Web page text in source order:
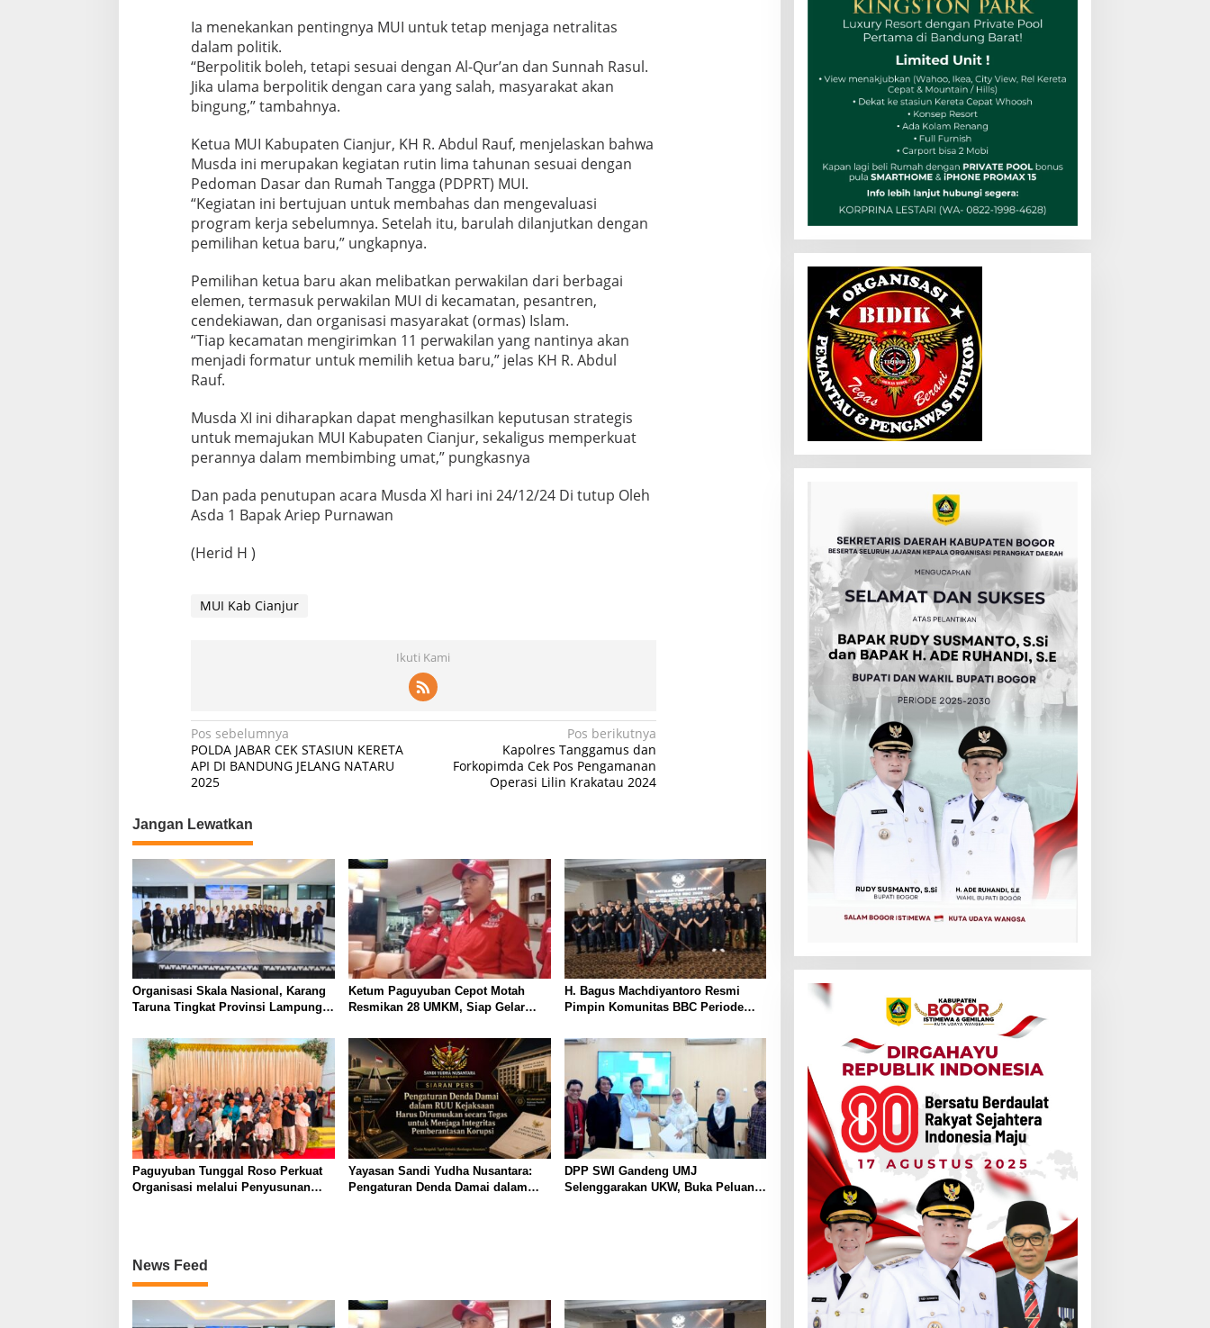
Ia menekankan pentingnya MUI untuk tetap menjaga netralitas
dalam politik.
“Berpolitik boleh, tetapi sesuai dengan Al-Qur’an dan Sunnah Rasul.
Jika ulama berpolitik dengan cara yang salah, masyarakat akan
bingung,” tambahnya.
Ketua MUI Kabupaten Cianjur, KH R. Abdul Rauf, menjelaskan bahwa
Musda ini merupakan kegiatan rutin lima tahunan sesuai dengan
Pedoman Dasar dan Rumah Tangga (PDPRT) MUI.
“Kegiatan ini bertujuan untuk membahas dan mengevaluasi
program kerja sebelumnya. Setelah itu, barulah dilanjutkan dengan
pemilihan ketua baru,” ungkapnya.
Pemilihan ketua baru akan melibatkan perwakilan dari berbagai
elemen, termasuk perwakilan MUI di kecamatan, pesantren,
cendekiawan, dan organisasi masyarakat (ormas) Islam.
“Tiap kecamatan mengirimkan 11 perwakilan yang nantinya akan
menjadi formatur untuk memilih ketua baru,” jelas KH R. Abdul
Rauf.
Musda XI ini diharapkan dapat menghasilkan keputusan strategis
untuk memajukan MUI Kabupaten Cianjur, sekaligus memperkuat
perannya dalam membimbing umat,” pungkasnya
Dan pada penutupan acara Musda Xl hari ini 24/12/24 Di tutup Oleh
Asda 1 Bapak Ariep Purnawan
(Herid H )
MUI Kab Cianjur
Ikuti Kami
Navigasi
pos
Pos sebelumnya
POLDA JABAR CEK STASIUN KERETA
API DI BANDUNG JELANG NATARU
2025
Pos berikutnya
Kapolres Tanggamus dan
Forkopimda Cek Pos Pengamanan
Operasi Lilin Krakatau 2024
Jangan Lewatkan
Organisasi Skala Nasional, Karang
Taruna Tingkat Provinsi Lampung
Tanggal 7 dan 8 Agustus 2026
Ketum Paguyuban Cepot Motah
Resmikan 28 UMKM, Siap Gelar
Braga
H. Bagus Machdiyantoro Resmi
Pimpin Komunitas BBC Periode
dan Hadirkan Program Nyata untuk
Masyarakat
Paguyuban Tunggal Roso Perkuat
Organisasi melalui Penyusunan
Yayasan Sandi Yudha Nusantara:
Pengaturan Denda Damai dalam
DPP SWI Gandeng UMJ
Selenggarakan UKW, Buka Peluang
News Feed